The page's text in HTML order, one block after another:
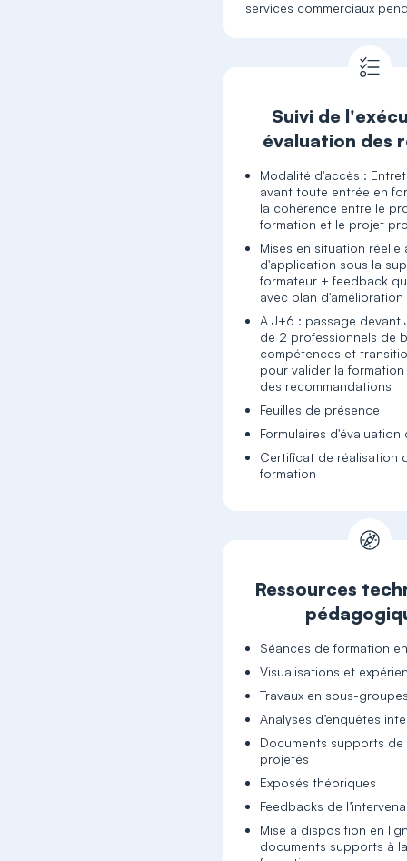
Suivi de
évaluation des
Modalité d'accès :
avant toute entrée en
la cohérence entre le
formation et le projet
Mises en situation réelle
d'application sous la
formateur + feedback
avec plan d'amélioration
A J+6 : passage devant
de 2 professionnels de
compétences et
pour valider la
des recommandations
Feuilles de présence
Formulaires
Certificat de réalisation
formation
Ressources
Séances de formation
Visualisations et
Travaux en sous-
Analyses d’enquêtes
Documents supports
projetés
Exposés théoriques
Feedbacks de
Mise à disposition en
documents supports à